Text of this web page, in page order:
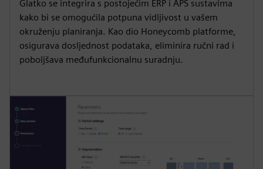
Glatko se integrira s postojećim ERP i APS sustavima
kako bi se omogućila potpuna vidljivost u vašem
okruženju planiranja. Kao dio Honeycomb platforme,
osigurava dosljednost podataka, eliminira ručni rad i
poboljšava međufunkcionalnu suradnju.